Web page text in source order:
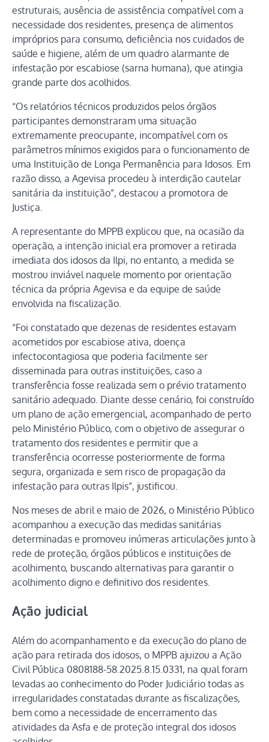
estruturais, ausência de assistência compatível com a
necessidade dos residentes, presença de alimentos
impróprios para consumo, deficiência nos cuidados de
saúde e higiene, além de um quadro alarmante de
infestação por escabiose (sarna humana), que atingia
grande parte dos acolhidos.
“Os relatórios técnicos produzidos pelos órgãos
participantes demonstraram uma situação
extremamente preocupante, incompatível com os
parâmetros mínimos exigidos para o funcionamento de
uma Instituição de Longa Permanência para Idosos. Em
razão disso, a Agevisa procedeu à interdição cautelar
sanitária da instituição”, destacou a promotora de
Justiça.
A representante do MPPB explicou que, na ocasião da
operação, a intenção inicial era promover a retirada
imediata dos idosos da Ilpi, no entanto, a medida se
mostrou inviável naquele momento por orientação
técnica da própria Agevisa e da equipe de saúde
envolvida na fiscalização.
“Foi constatado que dezenas de residentes estavam
acometidos por escabiose ativa, doença
infectocontagiosa que poderia facilmente ser
disseminada para outras instituições, caso a
transferência fosse realizada sem o prévio tratamento
sanitário adequado. Diante desse cenário, foi construído
um plano de ação emergencial, acompanhado de perto
pelo Ministério Público, com o objetivo de assegurar o
tratamento dos residentes e permitir que a
transferência ocorresse posteriormente de forma
segura, organizada e sem risco de propagação da
infestação para outras Ilpis”, justificou.
Nos meses de abril e maio de 2026, o Ministério Público
acompanhou a execução das medidas sanitárias
determinadas e promoveu inúmeras articulações junto à
rede de proteção, órgãos públicos e instituições de
acolhimento, buscando alternativas para garantir o
acolhimento digno e definitivo dos residentes.
Ação judicial
Além do acompanhamento e da execução do plano de
ação para retirada dos idosos, o MPPB ajuizou a Ação
Civil Pública 0808188-58.2025.8.15.0331, na qual foram
levadas ao conhecimento do Poder Judiciário todas as
irregularidades constatadas durante as fiscalizações,
bem como a necessidade de encerramento das
atividades da Asfa e de proteção integral dos idosos